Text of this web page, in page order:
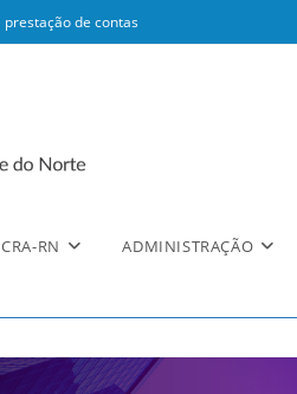
de contas
CRA-RN ADMINISTRAÇÃO